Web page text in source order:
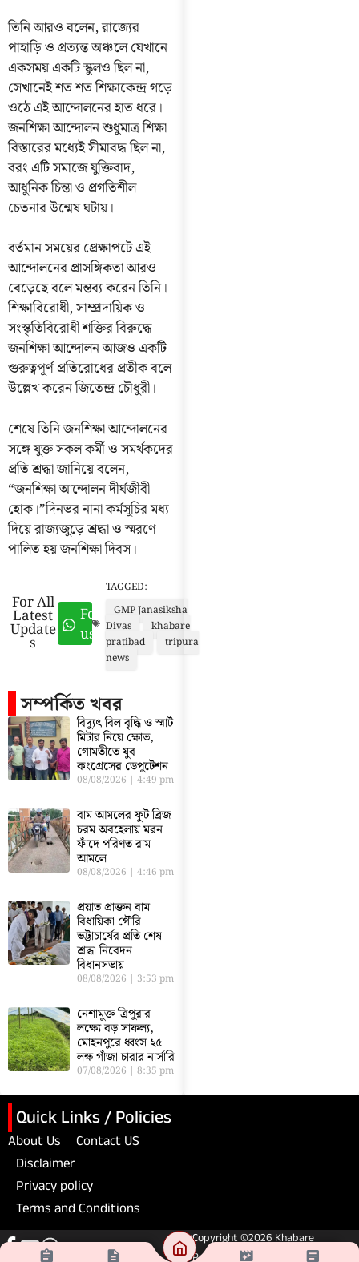
তিনি আরও বলেন, রাজ্যের
পাহাড়ি ও প্রত্যন্ত অঞ্চলে যেখানে
একসময় একটি স্কুলও ছিল না,
সেখানেই শত শত শিক্ষাকেন্দ্র গড়ে
ওঠে এই আন্দোলনের হাত ধরে।
জনশিক্ষা আন্দোলন শুধুমাত্র শিক্ষা
বিস্তারের মধ্যেই সীমাবদ্ধ ছিল না,
বরং এটি সমাজে যুক্তিবাদ,
আধুনিক চিন্তা ও প্রগতিশীল
চেতনার উন্মেষ ঘটায়।
বর্তমান সময়ের প্রেক্ষাপটে এই
আন্দোলনের প্রাসঙ্গিকতা আরও
বেড়েছে বলে মন্তব্য করেন তিনি।
শিক্ষাবিরোধী, সাম্প্রদায়িক ও
সংস্কৃতিবিরোধী শক্তির বিরুদ্ধে
জনশিক্ষা আন্দোলন আজও একটি
গুরুত্বপূর্ণ প্রতিরোধের প্রতীক বলে
উল্লেখ করেন জিতেন্দ্র চৌধুরী।
শেষে তিনি জনশিক্ষা আন্দোলনের
সঙ্গে যুক্ত সকল কর্মী ও সমর্থকদের
প্রতি শ্রদ্ধা জানিয়ে বলেন,
“জনশিক্ষা আন্দোলন দীর্ঘজীবী
হোক।”দিনভর নানা কর্মসূচির মধ্য
দিয়ে রাজ্যজুড়ে শ্রদ্ধা ও স্মরণে
পালিত হয় জনশিক্ষা দিবস।
For All
Latest
Update
s
Follow
us
TAGGED:
GMP Janasiksha
Divas
khabare
pratibad
tripura
news
সম্পর্কিত খবর
বিদ্যুৎ বিল বৃদ্ধি ও স্মার্ট
মিটার নিয়ে ক্ষোভ,
গোমতীতে যুব
কংগ্রেসের ডেপুটেশন
08/08/2026 4:49 pm
বাম আমলের ফুট ব্রিজ
চরম অবহেলায় মরন
ফাঁদে পরিণত রাম
আমলে
08/08/2026 4:46 pm
প্রয়াত প্রাক্তন বাম
বিধায়িকা গৌরি
ভট্টাচার্যের প্রতি শেষ
শ্রদ্ধা নিবেদন
বিধানসভায়
08/08/2026 3:53 pm
নেশামুক্ত ত্রিপুরার
লক্ষ্যে বড় সাফল্য,
মোহনপুরে ধ্বংস ২৫
লক্ষ গাঁজা চারার নার্সারি
07/08/2026 8:35 pm
Quick Links / Policies
About Us
Contact US
Disclaimer
Privacy policy
Terms and Conditions
Copyright ©2026 Khabare